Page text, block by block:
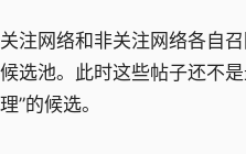
关注网络和非关注网络各自
候选池。此时这些帖子还不
理”的候选。